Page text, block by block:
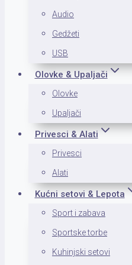
Audio
Gedžeti
USB
Olovke & Upaljači
Olovke
Upaljači
Privesci & Alati
Privesci
Alati
Kućni setovi & Lepota
Sport i zabava
Sportske torbe
Kuhinjski setovi